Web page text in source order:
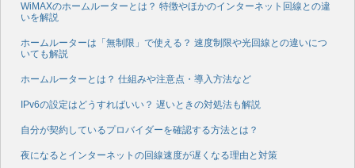
WiMAXのホームルーターとは？ 特徴やほかのインターネット回線との違
いを解説
ホームルーターは「無制限」で使える？ 速度制限や光回線との違いにつ
いても解説
ホームルーターとは？ 仕組みや注意点・導入方法など
IPv6の設定はどうすればいい？ 遅いときの対処法も解説
自分が契約しているプロバイダーを確認する方法とは？
夜になるとインターネットの回線速度が遅くなる理由と対策